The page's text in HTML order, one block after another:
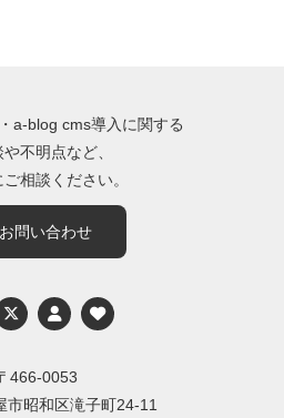
a-blog cms導入に関する
不明点など、
相談ください。
問い合わせ
Twitter
466-0053
市昭和区滝子町24-11